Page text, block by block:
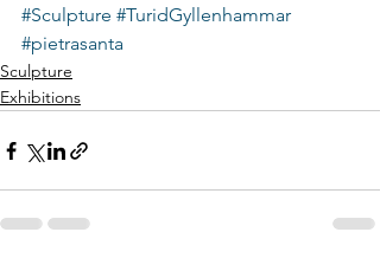
#Sculpture #TuridGyllenhammar
#pietrasanta
Sculpture
Exhibitions